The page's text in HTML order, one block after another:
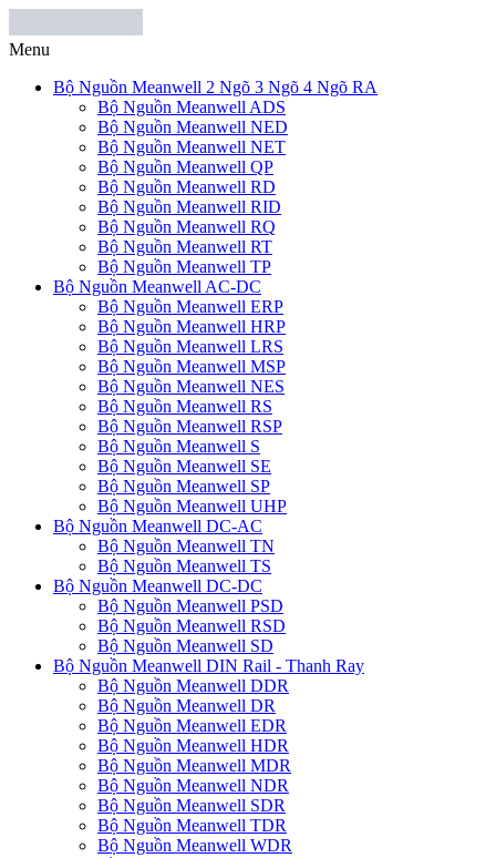
Menu
Bộ Nguồn Meanwell 2 Ngõ 3 Ngõ 4 Ngõ RA
Bộ Nguồn Meanwell ADS
Bộ Nguồn Meanwell NED
Bộ Nguồn Meanwell NET
Bộ Nguồn Meanwell QP
Bộ Nguồn Meanwell RD
Bộ Nguồn Meanwell RID
Bộ Nguồn Meanwell RQ
Bộ Nguồn Meanwell RT
Bộ Nguồn Meanwell TP
Bộ Nguồn Meanwell AC-DC
Bộ Nguồn Meanwell ERP
Bộ Nguồn Meanwell HRP
Bộ Nguồn Meanwell LRS
Bộ Nguồn Meanwell MSP
Bộ Nguồn Meanwell NES
Bộ Nguồn Meanwell RS
Bộ Nguồn Meanwell RSP
Bộ Nguồn Meanwell S
Bộ Nguồn Meanwell SE
Bộ Nguồn Meanwell SP
Bộ Nguồn Meanwell UHP
Bộ Nguồn Meanwell DC-AC
Bộ Nguồn Meanwell TN
Bộ Nguồn Meanwell TS
Bộ Nguồn Meanwell DC-DC
Bộ Nguồn Meanwell PSD
Bộ Nguồn Meanwell RSD
Bộ Nguồn Meanwell SD
Bộ Nguồn Meanwell DIN Rail - Thanh Ray
Bộ Nguồn Meanwell DDR
Bộ Nguồn Meanwell DR
Bộ Nguồn Meanwell EDR
Bộ Nguồn Meanwell HDR
Bộ Nguồn Meanwell MDR
Bộ Nguồn Meanwell NDR
Bộ Nguồn Meanwell SDR
Bộ Nguồn Meanwell TDR
Bộ Nguồn Meanwell WDR